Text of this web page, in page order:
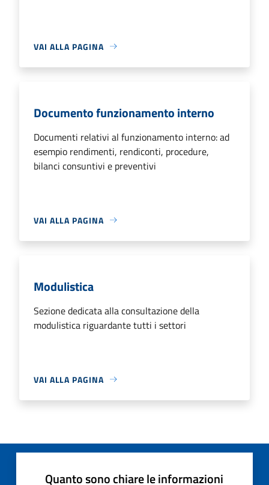
VAI ALLA PAGINA
Documento funzionamento interno
Documenti relativi al funzionamento interno: ad
esempio rendimenti, rendiconti, procedure,
bilanci consuntivi e preventivi
VAI ALLA PAGINA
Modulistica
Sezione dedicata alla consultazione della
modulistica riguardante tutti i settori
VAI ALLA PAGINA
Quanto sono chiare le informazioni